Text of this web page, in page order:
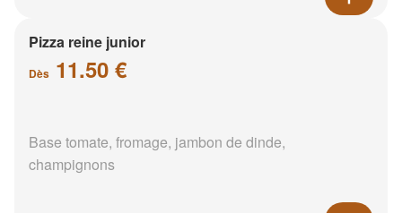
Pizza reine junior
Dès 11.50 €
Base tomate, fromage, jambon de dinde,
champignons